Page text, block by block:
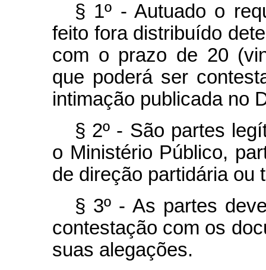
§ 1º - Autuado o
feito fora distribuído
com o prazo de 20
que poderá ser
intimação publicada no
§ 2º - São partes
o Ministério Público,
de direção partidária ou
§ 3º - As partes
contestação com os
suas alegações.